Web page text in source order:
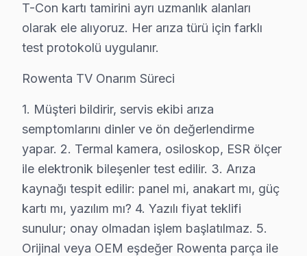
İshaklı Mahallesi'nde Rowenta televizyon
Kanlıca'da Rowenta TV Servisi
Kavacık, konut yapılarıyla dikkat çeken bir bölge
Kaynarca'da Rowenta TV Servisi
Kaynarca, hem yeni yerleşim alanları hem de yeşil
Kılıçlı'da Rowenta TV Servisi
Kılıçlı, sakin bir mahalle olarak, ailelerin tercih ettiği
T-Con kartı tamirini ayrı uzmanlık alanları
olarak ele alıyoruz. Her arıza türü için farklı
test protokolü uygulanır.
Rowenta TV Onarım Süreci
1. Müşteri bildirir, servis ekibi arıza
semptomlarını dinler ve ön değerlendirme
yapar. 2. Termal kamera, osiloskop, ESR ölçer
ile elektronik bileşenler test edilir. 3. Arıza
kaynağı tespit edilir: panel mi, anakart mı, güç
kartı mı, yazılım mı? 4. Yazılı fiyat teklifi
sunulur; onay olmadan işlem başlatılmaz. 5.
Orijinal veya OEM eşdeğer Rowenta parça ile